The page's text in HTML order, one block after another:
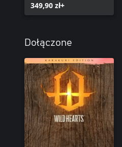
349,90 zł+
Dołączone